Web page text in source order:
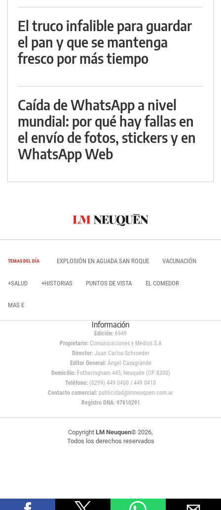
El truco infalible para guardar
el pan y que se mantenga
fresco por más tiempo
Caída de WhatsApp a nivel
mundial: por qué hay fallas en
el envío de fotos, stickers y en
WhatsApp Web
TEMAS DEL DÍA EXPLOSIÓN EN AGUADA SAN ROQUE VACUNACIÓN
+SALUD +HISTORIAS PUNTOS DE VISTA EL COMEDOR
MAS E
Información
Edición: 6949
Propietario:Comunicaciones y Medios S.A
Director: Juan Carlos Schroeder
Editor General:Ángel Casagrande
Domicilio:Fotheringham 445, Neuquén (CP 8300)
Teléfono: (0299) 449 0400 / 449 0410
Contacto comercial: publicidad@lmneuquen.com.ar
Registro DNA: 97810291
Copyright LM Neuquen© 2026,
Todos los derechos reservados